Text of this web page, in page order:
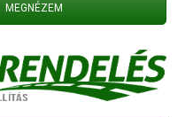
MEGNÉZEM